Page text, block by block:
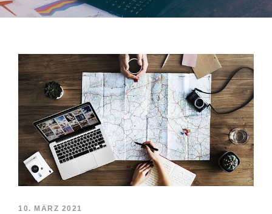
10. MÄRZ 2021